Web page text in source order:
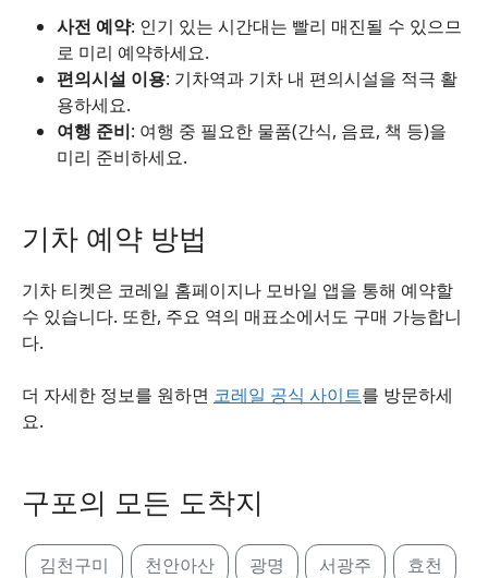
사전 예약: 인기 있는 시간대는 빨리 매진될 수 있으므
로 미리 예약하세요.
편의시설 이용: 기차역과 기차 내 편의시설을 적극 활
용하세요.
여행 준비: 여행 중 필요한 물품(간식, 음료, 책 등)을
미리 준비하세요.
기차 예약 방법
기차 티켓은 코레일 홈페이지나 모바일 앱을 통해 예약할
수 있습니다. 또한, 주요 역의 매표소에서도 구매 가능합니
다.
더 자세한 정보를 원하면 코레일 공식 사이트를 방문하세
요.
구포의 모든 도착지
김천구미 천안아산 광명 서광주 효천